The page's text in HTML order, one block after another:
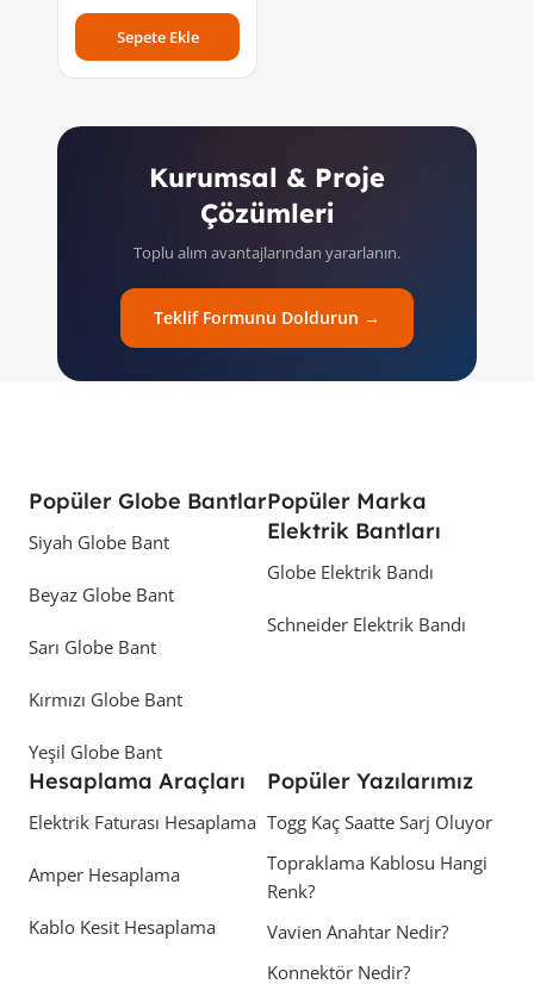
Sepete Ekle
Kurumsal & Proje
Çözümleri
Toplu alım avantajlarından yararlanın.
Teklif Formunu Doldurun →
Popüler Globe Bantlar
Siyah Globe Bant
Beyaz Globe Bant
Sarı Globe Bant
Kırmızı Globe Bant
Yeşil Globe Bant
Popüler Marka
Elektrik Bantları
Globe Elektrik Bandı
Schneider Elektrik Bandı
Hesaplama Araçları
Elektrik Faturası Hesaplama
Amper Hesaplama
Kablo Kesit Hesaplama
Popüler Yazılarımız
Togg Kaç Saatte Sarj Oluyor
Topraklama Kablosu Hangi
Renk?
Vavien Anahtar Nedir?
Konnektör Nedir?